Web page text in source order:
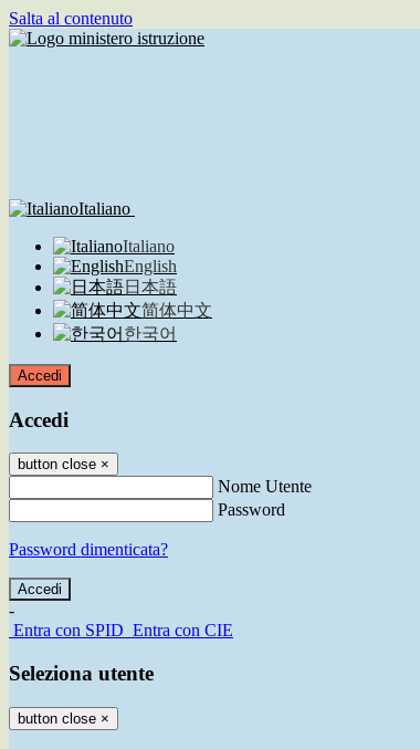
Salta al contenuto
Italiano
Italiano
English
日本語
简体中文
한국어
Accedi
Accedi
button close ×
Nome Utente
Password
Password dimenticata?
-
Entra con SPID Entra con CIE
Seleziona utente
button close ×